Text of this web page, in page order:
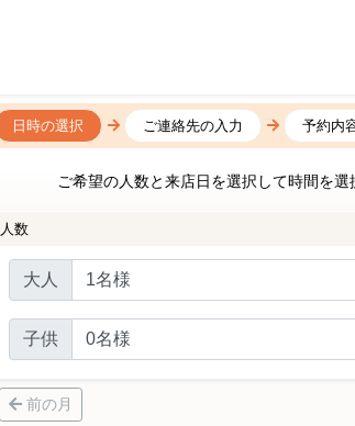
日時の選択 ご連絡先の入力 予約内
ご希望の人数と来店日を選択して時間を選
人数
大人
子供
前の月